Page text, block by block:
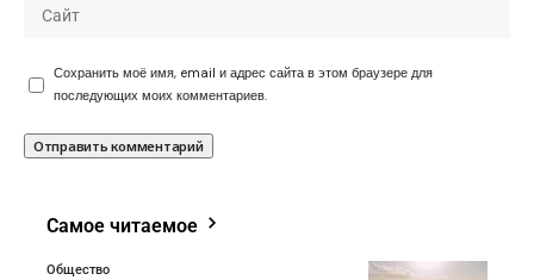
Сохранить моё имя, email и адрес сайта в этом браузере для
последующих моих комментариев.
Самое читаемое
Общество